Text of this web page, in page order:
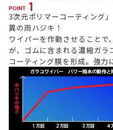
3次元ポリマーコーティング
異の雨ハジキ！
ワイパーを作動させることで
が、ゴムに含まれる濃縮ガラ
コーティング膜を形成。強力